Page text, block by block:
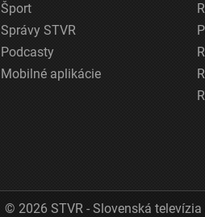
Šport
Správy STVR
Podcasty
Mobilné aplikácie
© 2026 STVR - Slovenská